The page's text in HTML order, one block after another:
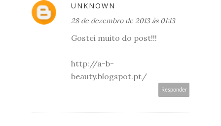
UNKNOWN
28 de dezembro de 2013 às 01:13
Gostei muito do post!!!
http://a-b-
beauty.blogspot.pt/
Responder